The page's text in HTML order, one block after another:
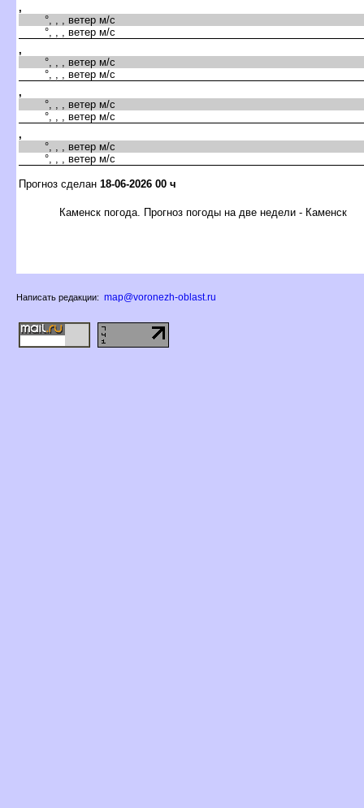
,
°, , , ветер м/с
°, , , ветер м/с
,
°, , , ветер м/с
°, , , ветер м/с
,
°, , , ветер м/с
°, , , ветер м/с
,
°, , , ветер м/с
°, , , ветер м/с
Прогноз сделан 18-06-2026 00 ч
Каменск погода. Прогноз погоды на две недели - Каменск
Написать редакции: map@voronezh-oblast.ru